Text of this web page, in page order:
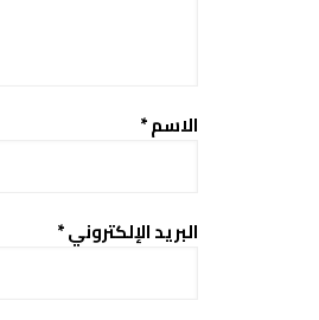
الاسم*
البريد الإلكتروني*